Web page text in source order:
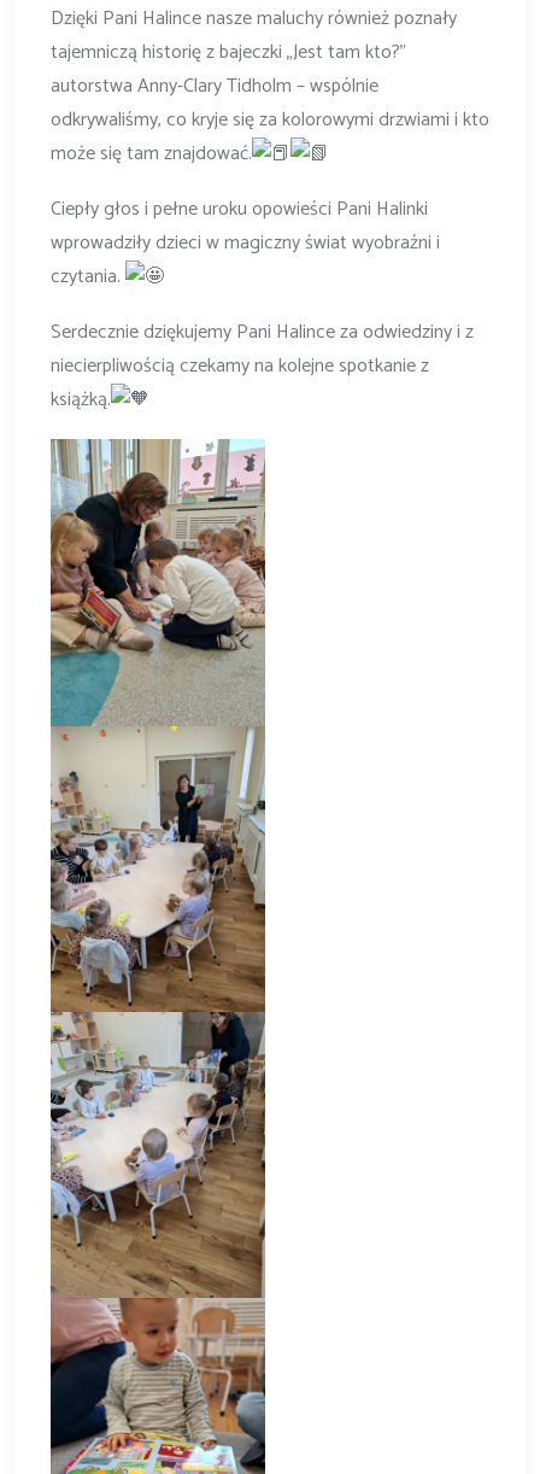
Dzięki Pani Halince nasze maluchy również poznały
tajemniczą historię z bajeczki „Jest tam kto?”
autorstwa Anny-Clary Tidholm – wspólnie
odkrywaliśmy, co kryje się za kolorowymi drzwiami i kto
może się tam znajdować.
Ciepły głos i pełne uroku opowieści Pani Halinki
wprowadziły dzieci w magiczny świat wyobraźni i
czytania.
Serdecznie dziękujemy Pani Halince za odwiedziny i z
niecierpliwością czekamy na kolejne spotkanie z
książką.